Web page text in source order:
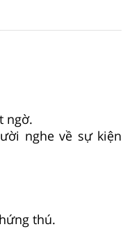
ngờ.
nghe về sự kiện
thú.